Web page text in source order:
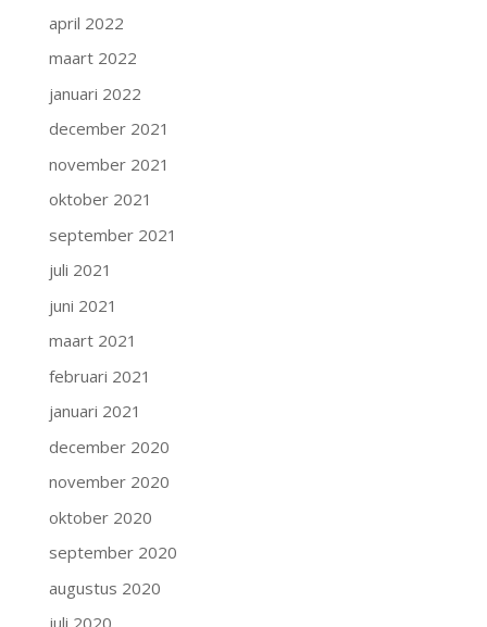
april 2022
maart 2022
januari 2022
december 2021
november 2021
oktober 2021
september 2021
juli 2021
juni 2021
maart 2021
februari 2021
januari 2021
december 2020
november 2020
oktober 2020
september 2020
augustus 2020
juli 2020